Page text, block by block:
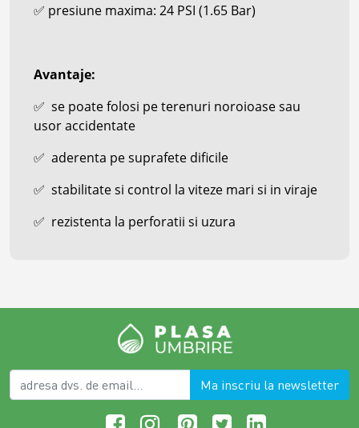
✅ presiune maxima: 24 PSI (1.65 Bar)
Avantaje:
✅ se poate folosi pe terenuri noroioase sau
usor accidentate
✅ aderenta pe suprafete dificile
✅ stabilitate si control la viteze mari si in viraje
✅ rezistenta la perforatii si uzura
Ma inscriu la newsletter